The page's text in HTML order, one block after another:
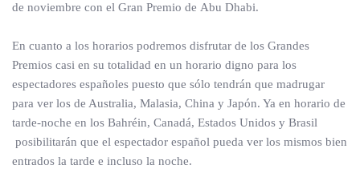
de noviembre con el Gran Premio de Abu Dhabi.
En cuanto a los horarios podremos disfrutar de los Grandes
Premios casi en su totalidad en un horario digno para los
espectadores españoles puesto que sólo tendrán que madrugar
para ver los de Australia, Malasia, China y Japón. Ya en horario de
tarde-noche en los Bahréin, Canadá, Estados Unidos y Brasil
posibilitarán que el espectador español pueda ver los mismos bien
entrados la tarde e incluso la noche.